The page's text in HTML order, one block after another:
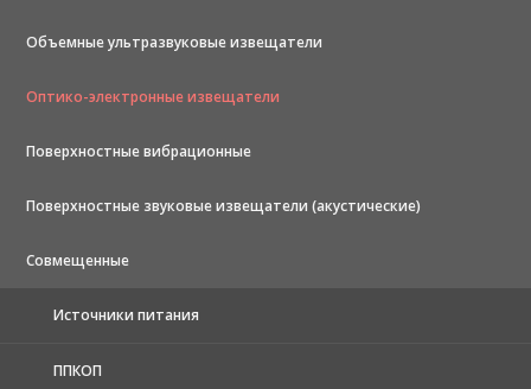
Объемные ультразвуковые извещатели
Оптико-электронные извещатели
Поверхностные вибрационные
Поверхностные звуковые извещатели (акустические)
Совмещенные
Источники питания
ППКОП